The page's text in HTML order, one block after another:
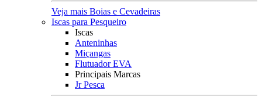
Veja mais Boias e Cevadeiras
Iscas para Pesqueiro
Iscas
Anteninhas
Miçangas
Flutuador EVA
Principais Marcas
Jr Pesca